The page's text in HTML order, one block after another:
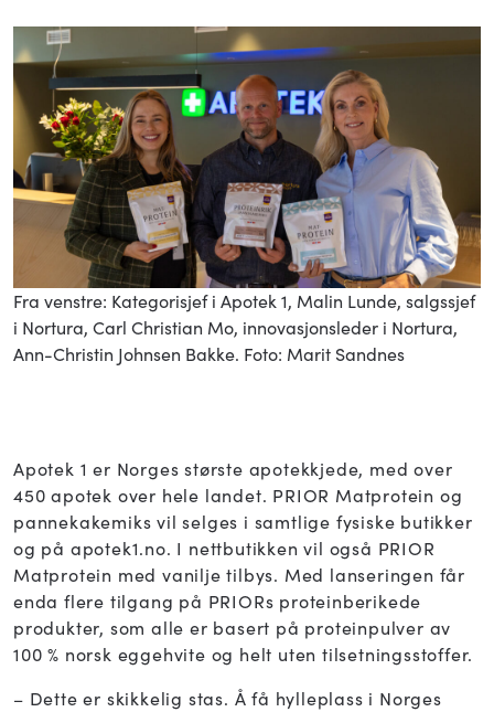
Fra venstre: Kategorisjef i Apotek 1, Malin Lunde, salgssjef
i Nortura, Carl Christian Mo, innovasjonsleder i Nortura,
Ann-Christin Johnsen Bakke. Foto: Marit Sandnes
Apotek 1 er Norges største apotekkjede, med over
450 apotek over hele landet. PRIOR Matprotein og
pannekakemiks vil selges i samtlige fysiske butikker
og på apotek1.no. I nettbutikken vil også PRIOR
Matprotein med vanilje tilbys. Med lanseringen får
enda flere tilgang på PRIORs proteinberikede
produkter, som alle er basert på proteinpulver av
100 % norsk eggehvite og helt uten tilsetningsstoffer.
– Dette er skikkelig stas. Å få hylleplass i Norges